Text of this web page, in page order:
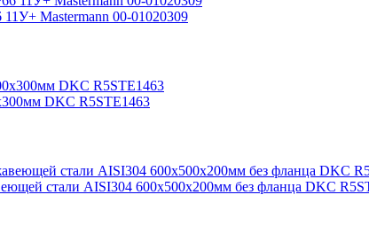
Mastermann 00-01020309
DKC R5STE1463
стали AISI304 600х500х200мм без фланца DKC